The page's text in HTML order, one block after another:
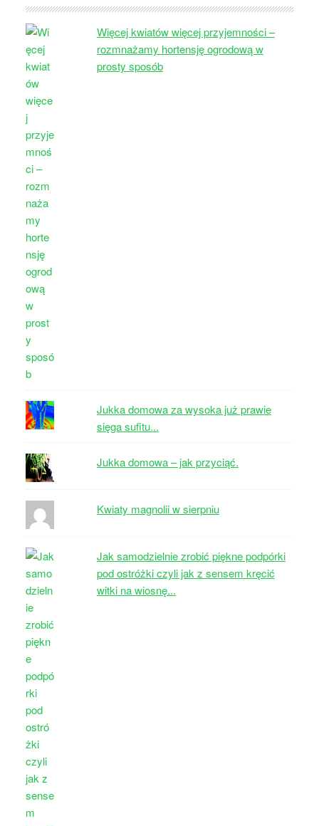
Więcej kwiatów więcej przyjemności –
rozmnażamy hortensję ogrodową w
prosty sposób
Jukka domowa za wysoka już prawie
sięga sufitu...
Jukka domowa – jak przyciąć.
Kwiaty magnolii w sierpniu
Jak samodzielnie zrobić piękne podpórki
pod ostróżki czyli jak z sensem kręcić
witki na wiosnę...